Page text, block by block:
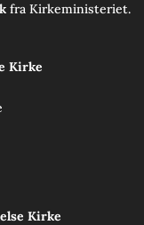
fra Kirkeministeriet.
Kirke
Kirke